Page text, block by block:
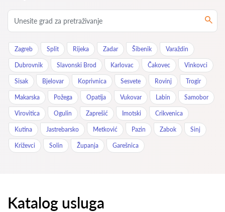
Zagreb Split Rijeka Zadar Šibenik Varaždin
Dubrovnik Slavonski Brod Karlovac Čakovec Vinkovci
Sisak Bjelovar Koprivnica Sesvete Rovinj Trogir
Makarska Požega Opatija Vukovar Labin Samobor
Virovitica Ogulin Zaprešić Imotski Crikvenica
Kutina Jastrebarsko Metković Pazin Zabok Sinj
Križevci Solin Županja Garešnica
Katalog usluga